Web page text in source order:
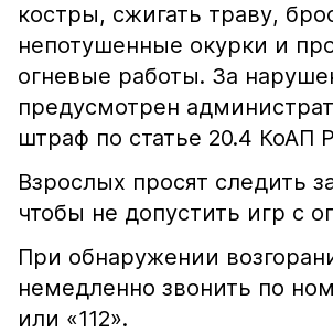
костры, сжигать траву,
непотушенные окурки и
огневые работы. За
предусмотрен
штраф по статье 20.4 КоАП
Взрослых просят следить
чтобы не допустить игр с
При обнаружении
немедленно звонить по
или «112».